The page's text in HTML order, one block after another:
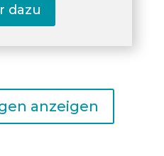
dazu
anzeigen